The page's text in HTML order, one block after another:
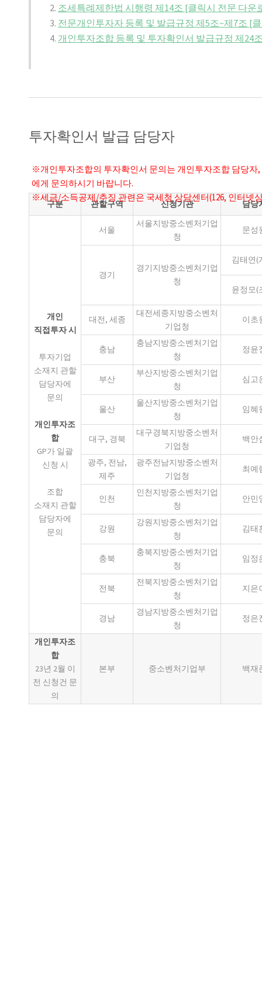
2. 조세특례제한법 시행령 제14조 [클릭시 전문 다운
3. 전문개인투자자 등록 및 발급규정 제5조~제7조 [
4. 개인투자조합 등록 및 투자확인서 발급규정 제24
투자확인서 발급 담당자
※개인투자조합의 투자확인서 문의는 개인투자조합 담당
에게 문의하시기 바랍니다.
※세금/소득공제/추징 관련은 국세청 상담센터(126, 인터넷
구분 관할구역 신청기관 담당
개인
직접투자 시
투자기업
소재지 관할
담당자에
문의
개인투자조
합
GP가 일괄
신청 시
조합
소재지 관할
담당자에
문의
서울
서울지방중소벤처기업
청
문성
경기
경기지방중소벤처기업
청
김태연(
윤정모(
대전, 세종
대전세종지방중소벤처
기업청
이초
충남
충남지방중소벤처기업
청
정윤
부산
부산지방중소벤처기업
청
심고
울산
울산지방중소벤처기업
청
임혜
대구, 경북
대구경북지방중소벤처
기업청
백안
광주, 전남,
제주
광주전남지방중소벤처
기업청
최예
인천
인천지방중소벤처기업
청
안민
강원
강원지방중소벤처기업
청
김태
충북
충북지방중소벤처기업
청
임정
전북
전북지방중소벤처기업
청
지은
경남
경남지방중소벤처기업
청
정은
개인투자조
합
23년 2월 이
전 신청건 문
의
본부 중소벤처기업부 백재